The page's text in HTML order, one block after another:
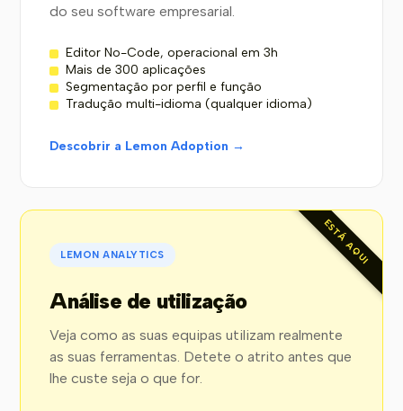
do seu software empresarial.
Editor No-Code, operacional em 3h
Mais de 300 aplicações
Segmentação por perfil e função
Tradução multi-idioma (qualquer idioma)
Descobrir a Lemon Adoption →
ESTÁ AQUI
LEMON ANALYTICS
Análise de utilização
Veja como as suas equipas utilizam realmente
as suas ferramentas. Detete o atrito antes que
lhe custe seja o que for.